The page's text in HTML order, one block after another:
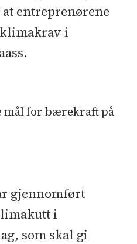
entreprenørene
i
mål for bærekraft på
gjennomført
i
som skal gi